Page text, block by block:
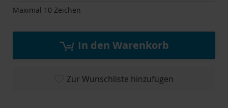
Maximal 10 Zeichen
In den Warenkorb
Zur Wunschliste hinzufügen